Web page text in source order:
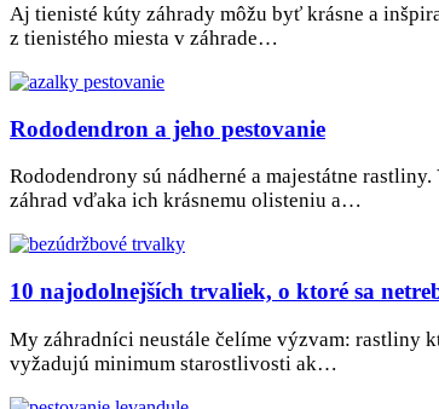
Aj tienisté kúty záhrady môžu byť krásne a
z tienistého miesta v záhrade…
Rododendron a jeho pestovanie
Rododendrony sú nádherné a majestátne
záhrad vďaka ich krásnemu olisteniu a…
10 najodolnejších trvaliek, o ktoré sa
My záhradníci neustále čelíme výzvam: rastliny
vyžadujú minimum starostlivosti ak…